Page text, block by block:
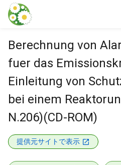
本文に飛ぶ
Berechnung von
fuer das
Einleitung von
bei einem
N.206)(CD-ROM)
提供元サイトで表示